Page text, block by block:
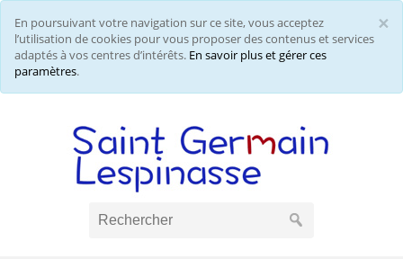
×
En poursuivant votre navigation sur ce site, vous acceptez
l’utilisation de cookies pour vous proposer des contenus et services
adaptés à vos centres d’intérêts. En savoir plus et gérer ces
paramètres.